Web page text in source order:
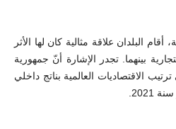
أقام البلدان علاقة مثالية كان لها الأثر
بينهما. تجدر الإشارة أنّ جمهورية
الاقتصاديات العالمية بناتج داخلي